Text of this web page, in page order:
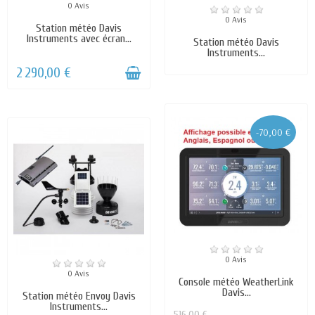
0 Avis
Station météo Davis
Instruments avec écran...
2 290,00 €
0 Avis
Station météo Davis
Instruments...
0 Avis
Station météo Envoy Davis
Instruments...
-70,00 €
0 Avis
Console météo WeatherLink
Davis...